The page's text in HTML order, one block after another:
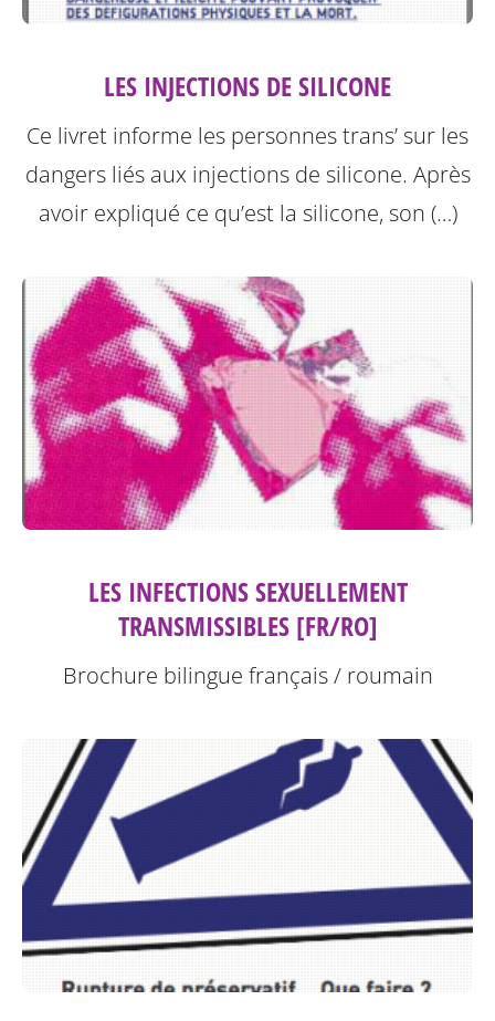
LES INJECTIONS DE SILICONE
Ce livret informe les personnes trans’ sur les
dangers liés aux injections de silicone. Après
avoir expliqué ce qu’est la silicone, son (…)
LES INFECTIONS SEXUELLEMENT
TRANSMISSIBLES [FR/RO]
Brochure bilingue français / roumain